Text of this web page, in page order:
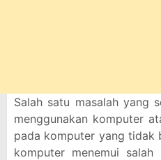
Salah satu masalah yang
menggunakan komputer
pada komputer yang tidak
komputer menemui